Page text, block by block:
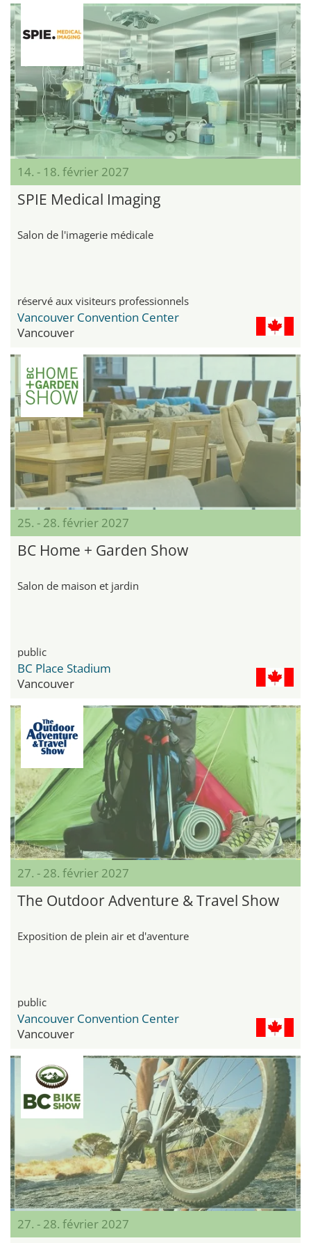
14. - 18. février 2027
SPIE Medical Imaging
Salon de l'imagerie médicale
réservé aux visiteurs professionnels
Vancouver Convention Center
Vancouver
25. - 28. février 2027
BC Home + Garden Show
Salon de maison et jardin
public
BC Place Stadium
Vancouver
27. - 28. février 2027
The Outdoor Adventure & Travel Show
Exposition de plein air et d'aventure
public
Vancouver Convention Center
Vancouver
27. - 28. février 2027